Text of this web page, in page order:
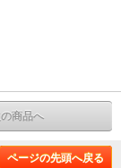
商品へ
ページの先頭へ戻る